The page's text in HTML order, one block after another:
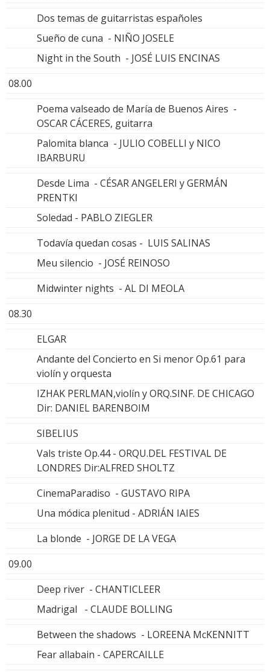
Dos temas de guitarristas españoles
Sueño de cuna - NIÑO JOSELE
Night in the South - JOSÉ LUIS ENCINAS
08.00
Poema valseado de María de Buenos Aires -
OSCAR CÁCERES, guitarra
Palomita blanca - JULIO COBELLI y NICO
IBARBURU
Desde Lima - CÉSAR ANGELERI y GERMÁN
PRENTKI
Soledad - PABLO ZIEGLER
Todavía quedan cosas - LUIS SALINAS
Meu silencio - JOSÉ REINOSO
Midwinter nights - AL DI MEOLA
08.30
ELGAR
Andante del Concierto en Si menor Op.61 para
violín y orquesta
IZHAK PERLMAN,violín y ORQ.SINF. DE CHICAGO
Dir: DANIEL BARENBOIM
SIBELIUS
Vals triste Op.44 - ORQU.DEL FESTIVAL DE
LONDRES Dir:ALFRED SHOLTZ
CinemaParadiso - GUSTAVO RIPA
Una módica plenitud - ADRIÁN IAIES
La blonde - JORGE DE LA VEGA
09.00
Deep river - CHANTICLEER
Madrigal - CLAUDE BOLLING
Between the shadows - LOREENA McKENNITT
Fear allabain - CAPERCAILLE